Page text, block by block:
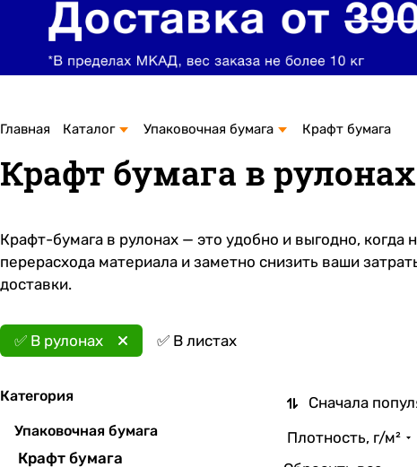
Главная Каталог Упаковочная бумага Крафт бумага
Крафт бумага в рулонах
Крафт-бумага в рулонах — это удобно и выгодно,
перерасхода материала и заметно снизить ваши
доставки.
✅ В рулонах ✅ В листах
Сначала
Плотность, г/м²
Категория
Упаковочная бумага
Крафт бумага